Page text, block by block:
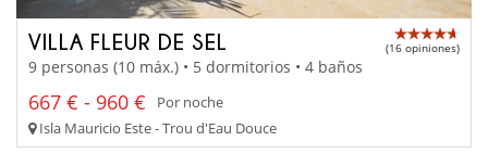
VILLA FLEUR DE SEL (16 opiniones)
9 personas (10 máx.) • 5 dormitorios • 4 baños
667 € - 960 €
Por noche
Isla Mauricio Este - Trou d'Eau Douce